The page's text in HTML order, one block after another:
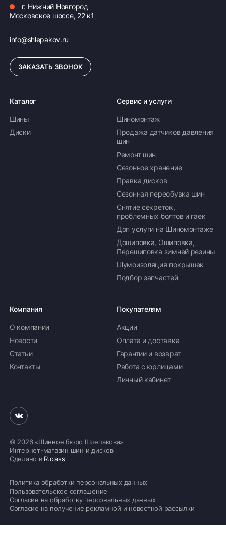
г. Нижний Новгород
Московское шоссе, 22 к1
info@shlepakov.ru
ЗАКАЗАТЬ ЗВОНОК
Каталог
Шины
Диски
Сервис и услуги
Шиномонтаж
Продажа датчиков давления
шин
Ремонт шин
Сезонное хранение
Правка дисков
Сезонная переобувка шин
Снятие секреток,
проблемных болтов и гаек
Доп услуги на Шиномонтаже
Дошиповка, Ошиповка,
Перешиповка зимней резины
Шумоизоляция покрышек
Подбор запчастей
Компания
О компании
Новости
Статьи
Контакты
Покупателям
Акции
Оплата и доставка
Гарантии и возврат
Работа с юрлицами
Личный кабинет
© 2026 «Шинное бюро Шлепакова»
Интернет-магазин шин и дисков
Сделано в R.class
Политика обработки персональных данных
Пользовательское соглашение
Согласие на обработку персональных данных
Согласие на получение рекламной и новостной рассылки